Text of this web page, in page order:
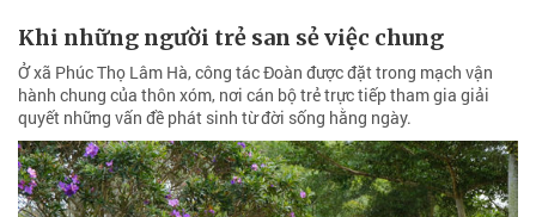
Khi những người trẻ san sẻ việc chung
Ở xã Phúc Thọ Lâm Hà, công tác Đoàn được đặt trong mạch vận
hành chung của thôn xóm, nơi cán bộ trẻ trực tiếp tham gia giải
quyết những vấn đề phát sinh từ đời sống hằng ngày.